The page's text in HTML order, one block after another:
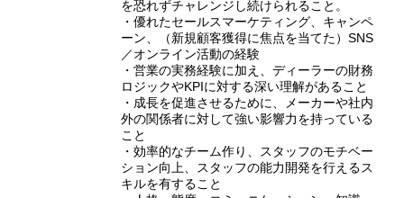
を恐れずチャレンジし続けられること。
・優れたセールスマーケティング、キャンペ
ーン、（新規顧客獲得に焦点を当てた）SNS
／オンライン活動の経験
・営業の実務経験に加え、ディーラーの財務
ロジックやKPIに対する深い理解があること
・成長を促進させるために、メーカーや社内
外の関係者に対して強い影響力を持っている
こと
・効率的なチーム作り、スタッフのモチベー
ション向上、スタッフの能力開発を行えるス
キルを有すること